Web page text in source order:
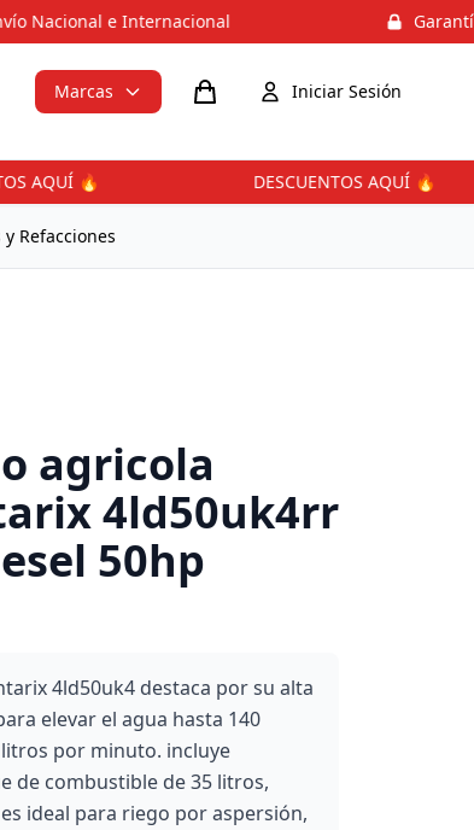
Nacional e Internacional Garantía
Marcas Iniciar Sesión
AQUÍ 🔥 DESCUENTOS AQUÍ 🔥
Refacciones
agricola
4ld50uk4rr
50hp
4ld50uk4 destaca por su alta
elevar el agua hasta 140
por minuto. incluye
de combustible de 35 litros,
ideal para riego por aspersión,